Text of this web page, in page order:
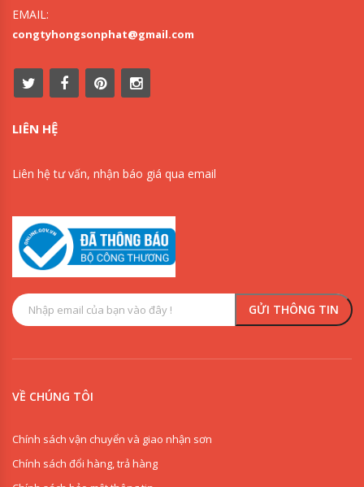
EMAIL:
congtyhongsonphat@gmail.com
LIÊN HỆ
Liên hệ tư vấn, nhận báo giá qua email
VỀ CHÚNG TÔI
Chính sách vận chuyển và giao nhận sơn
Chính sách đổi hàng, trả hàng